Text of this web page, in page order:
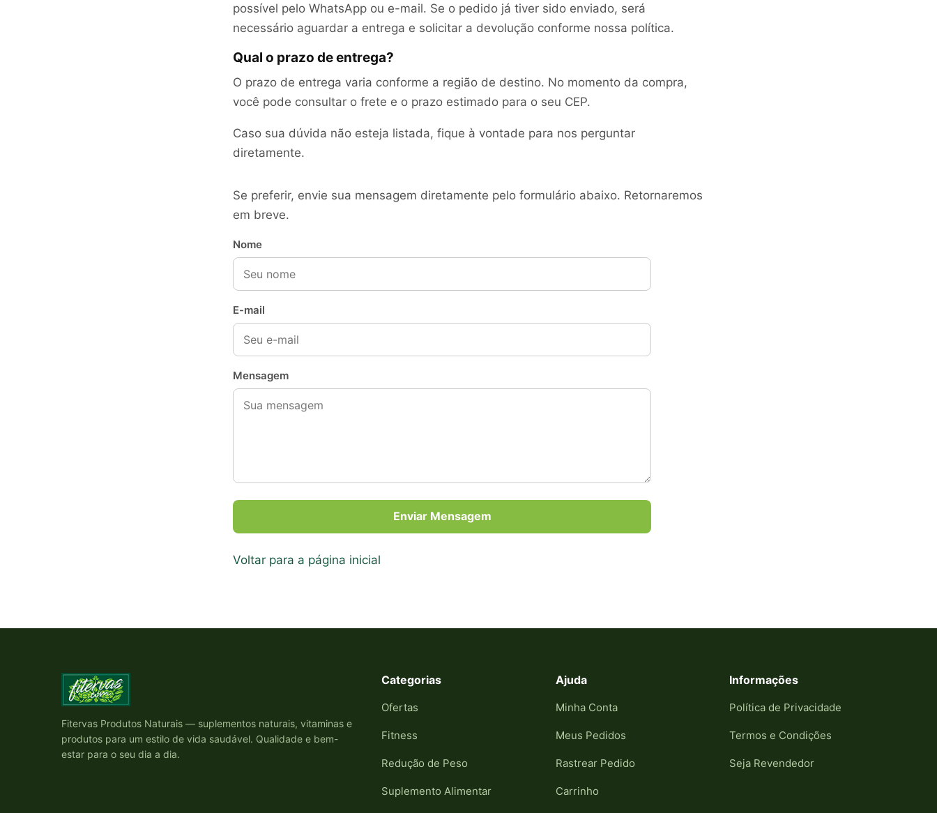
possível pelo WhatsApp ou e-mail. Se o pedido já tiver sido enviado, será
necessário aguardar a entrega e solicitar a devolução conforme nossa política.
Qual o prazo de entrega?
O prazo de entrega varia conforme a região de destino. No momento da compra,
você pode consultar o frete e o prazo estimado para o seu CEP.
Caso sua dúvida não esteja listada, fique à vontade para nos perguntar
diretamente.
Se preferir, envie sua mensagem diretamente pelo formulário abaixo. Retornaremos
em breve.
Nome
E-mail
Mensagem
Enviar Mensagem
Voltar para a página inicial
Fitervas Produtos Naturais — suplementos naturais, vitaminas e
produtos para um estilo de vida saudável. Qualidade e bem-
estar para o seu dia a dia.
Categorias
Ofertas
Fitness
Redução de Peso
Suplemento Alimentar
Ajuda
Minha Conta
Meus Pedidos
Rastrear Pedido
Carrinho
Informações
Política de Privacidade
Termos e Condições
Seja Revendedor